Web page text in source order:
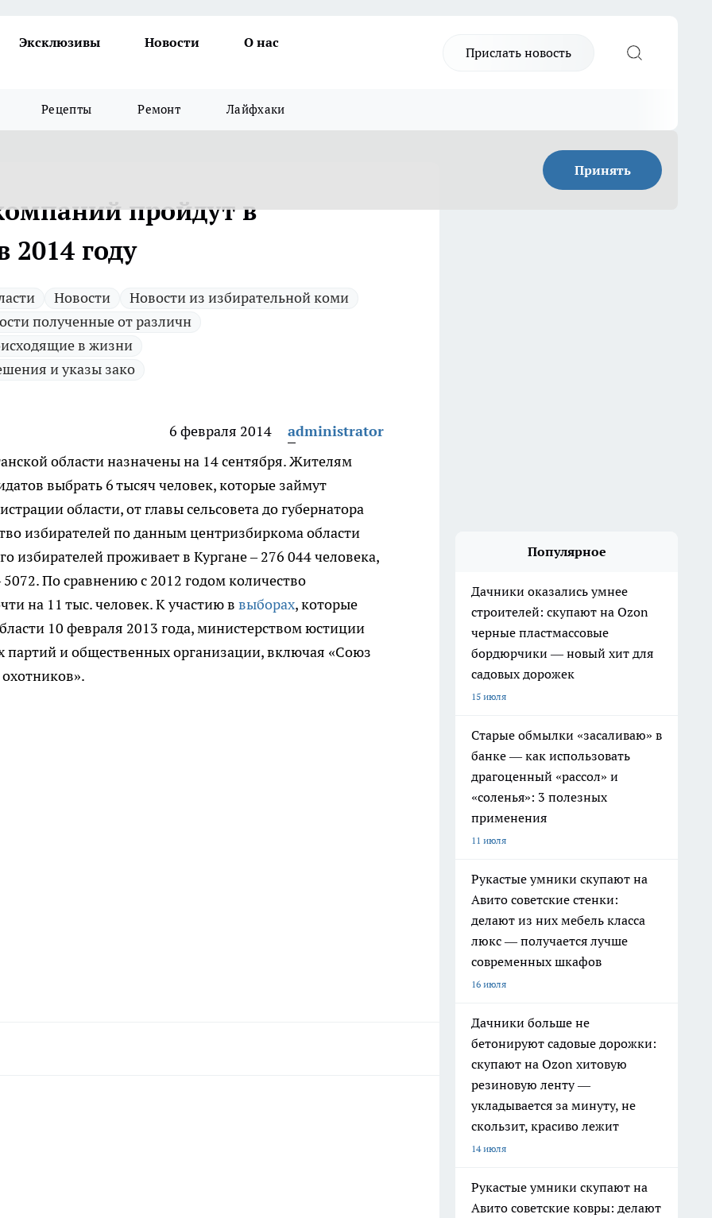
Эксклюзивы Новости О нас
Прислать новость
Рецепты Ремонт Лайфхаки
Принять
пройдут в
2014 году
Новости
Новости из избирательной коми
полученные от различн
в жизни
и указы зако
6 февраля 2014
administrator
области назначены на 14 сентября.Жителям
выбрать 6 тысяч человек, которые займут
области, от главы сельсовета до губернатора
избирателей по данным центризбиркома области
избирателей проживает в Кургане – 276 044 человека,
По сравнению с 2012 годом количество
на 11 тыс. человек. К участию в выборах, которые
10 февраля 2013 года, министерством юстиции
партий и общественных организации, включая «Союз
Популярное
Дачники оказались умнее
строителей: скупают на Ozon
черные пластмассовые
бордюрчики — новый хит для
садовых дорожек
15 июля
Старые обмылки «засаливаю» в
банке — как использовать
драгоценный «рассол» и
«соленья»: 3 полезных
применения
11 июля
Рукастые умники скупают на
Авито советские стенки:
делают из них мебель класса
люкс — получается лучше
современных шкафов
16 июля
Дачники больше не
бетонируют садовые дорожки:
скупают на Ozon хитовую
резиновую ленту —
укладывается за минуту, не
скользит, красиво лежит
14 июля
Рукастые умники скупают на
Авито советские ковры: делают